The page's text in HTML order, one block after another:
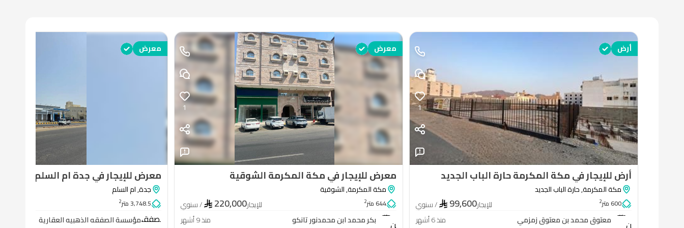
أرض
1
أرض للإيجار في مكة المكرمة حارة الباب الجديد
مكة المكرمة,حارة الباب الجديد
600 متر 2 للإيجار99,600 / سنوي
معتوق
محمد
بن
معتوق محمد بن معتوق زمزمي
منذ 6 أشهر
معرض
1
معرض للإيجار في مكة المكرمة الشوقية
مكة المكرمة,الشوقية
644 متر 2 للإيجار220,000 / سنوي
بكر
محمد
ابن
بكر محمد ابن محمدنور تانكو
منذ 9 أشهر
معرض
معرض للإيجار في جدة ام السلم
جدة,ام السلم
3,748.5 متر 2
مؤسسة
الصفقهمؤسسة الصفقه الذهبيه العقارية